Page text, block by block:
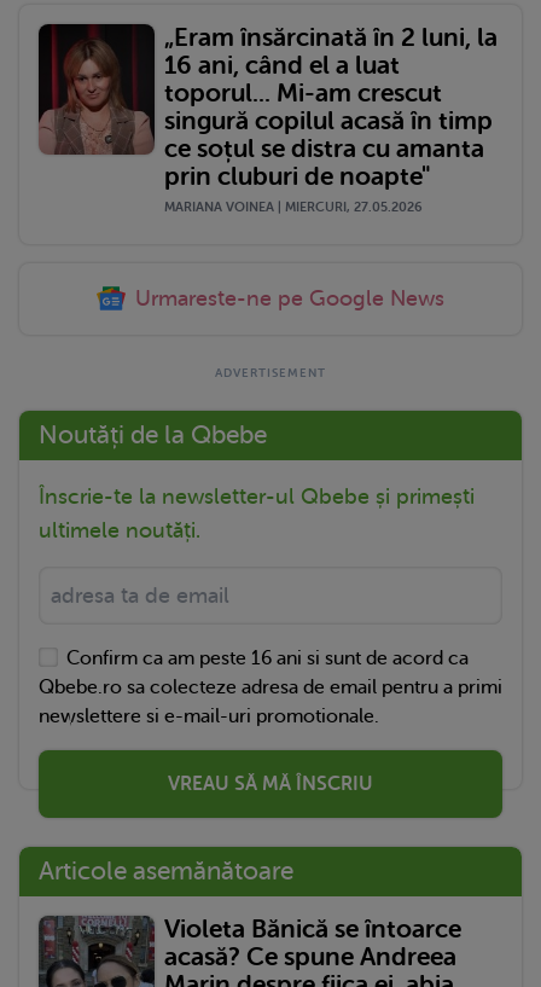
„Eram însărcinată în 2 luni, la
16 ani, când el a luat
toporul... Mi-am crescut
singură copilul acasă în timp
ce soțul se distra cu amanta
prin cluburi de noapte"
MARIANA VOINEA | MIERCURI, 27.05.2026
Urmareste-ne pe Google News
Noutăți de la Qbebe
Înscrie-te la newsletter-ul Qbebe și primești
ultimele noutăți.
Confirm ca am peste 16 ani si sunt de acord ca
Qbebe.ro sa colecteze adresa de email pentru a primi
newslettere si e-mail-uri promotionale.
VREAU SĂ MĂ ÎNSCRIU
Articole asemănătoare
Violeta Bănică se întoarce
acasă? Ce spune Andreea